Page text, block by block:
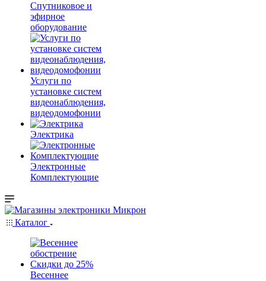
Спутниковое и
эфирное
оборудование
Услуги по
установке систем
видеонаблюдения,
видеодомофонии
Электрика
Электронные
Комплектующие
Каталог
Весеннее